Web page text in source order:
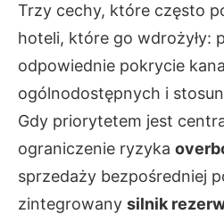
Trzy cechy, które często
hoteli, które go wdrożyły:
odpowiednie pokrycie
ogólnodostępnych i
Gdy priorytetem jest
ograniczenie ryzyka
sprzedaży bezpośredniej
zintegrowany silnik